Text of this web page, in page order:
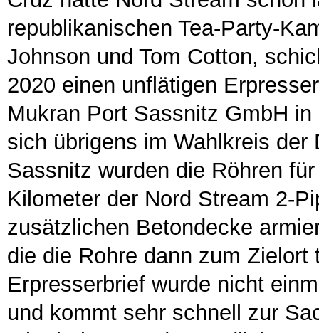
republikanischen Tea-Party-
Johnson und Tom Cotton,
2020 einen unflätigen
Mukran Port Sassnitz GmbH
sich übrigens im Wahlkreis
Sassnitz wurden die Röhren
Kilometer der Nord Stream 2-
zusätzlichen Betondecke
die die Rohre dann zum
Erpresserbrief wurde nicht
und kommt sehr schnell zur